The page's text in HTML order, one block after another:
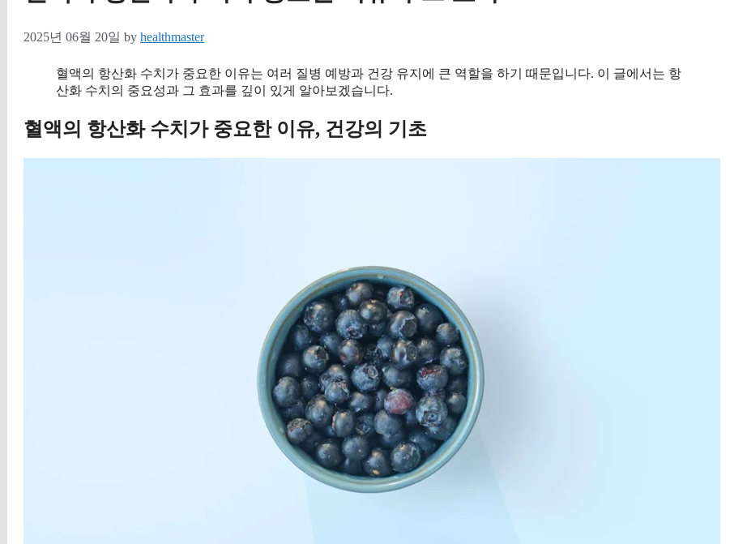
2025년 06월 20일 by healthmaster
혈액의 항산화 수치가 중요한 이유는 여러 질병 예방과 건강 유지에 큰 역할을 하기 때문입니다. 이 글에서는 항
산화 수치의 중요성과 그 효과를 깊이 있게 알아보겠습니다.
혈액의 항산화 수치가 중요한 이유, 건강의 기초